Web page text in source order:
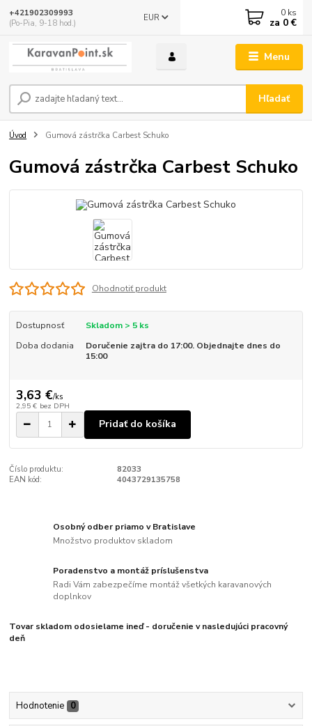
Menu
EUR
Hľadať
+421902309993
(Po-Pia, 9-18 hod.)
0 ks
za 0 €
Úvod Gumová zástrčka Carbest Schuko
Gumová zástrčka Carbest Schuko
Ohodnotiť produkt
Dostupnosť
Skladom > 5 ks
Doba dodania
Doručenie zajtra do 17:00. Objednajte dnes do
15:00
3,63 €/ks
2,95 € bez DPH
Pridať do košíka
Číslo produktu:
82033
EAN kód:
4043729135758
Osobný odber priamo v Bratislave
Množstvo produktov skladom
Poradenstvo a montáž príslušenstva
Radi Vám zabezpečíme montáž všetkých karavanových
doplnkov
Tovar skladom odosielame ineď - doručenie v nasledujúci pracovný
deň
Hodnotenie 0